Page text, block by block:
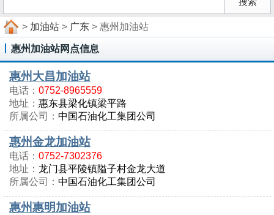
> 加油站 > 广东 > 惠州加油站
惠州加油站网点信息
惠州大昌加油站
电话： 0752-8965559
地址： 惠东县梁化镇梁平路
所属公司： 中国石油化工集团公司
惠州金龙加油站
电话： 0752-7302376
地址： 龙门县平陵镇隘子村金龙大道
所属公司： 中国石油化工集团公司
惠州惠明加油站